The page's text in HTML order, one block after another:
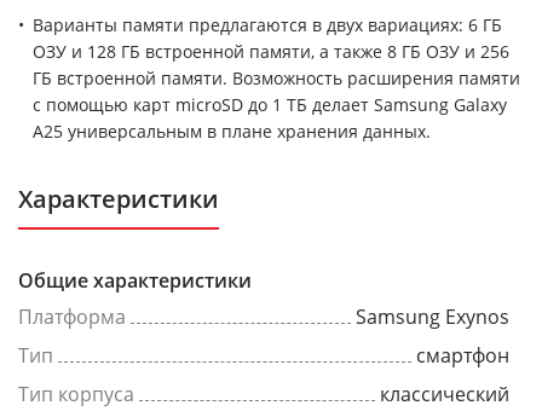
Варианты памяти предлагаются в двух вариациях: 6 ГБ
ОЗУ и 128 ГБ встроенной памяти, а также 8 ГБ ОЗУ и 256
ГБ встроенной памяти. Возможность расширения памяти
с помощью карт microSD до 1 ТБ делает Samsung Galaxy
A25 универсальным в плане хранения данных.
Характеристики
Общие характеристики
Платформа
Samsung Exynos
Тип
смартфон
Тип корпуса
классический